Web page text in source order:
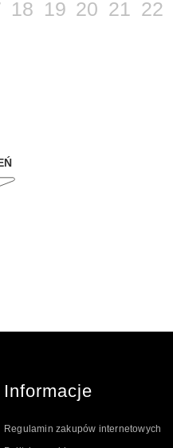
18 19 20 21 22
Informacje
Regulamin zakupów internetowych